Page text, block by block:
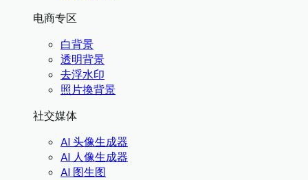
电商专区
白背景
透明背景
去浮水印
照片換背景
社交媒体
AI 头像生成器
AI 人像生成器
AI 图生图